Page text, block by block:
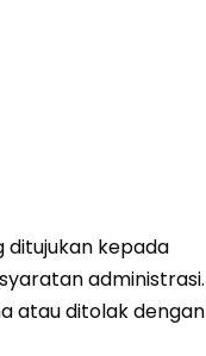
ditujukan kepada
administrasi.
atau ditolak dengan